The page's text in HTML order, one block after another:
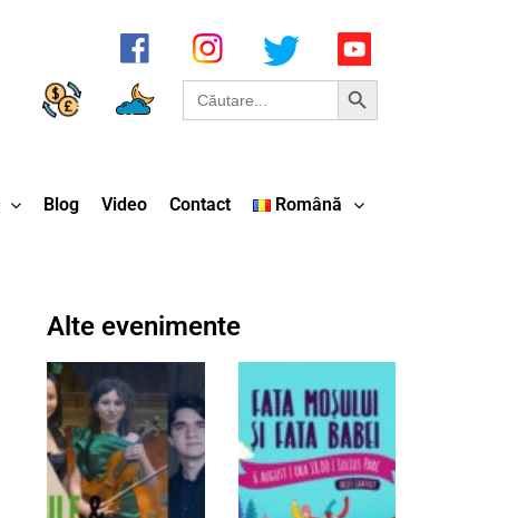
Search
for:
Search Button
Blog Video Contact Română
Alte evenimente